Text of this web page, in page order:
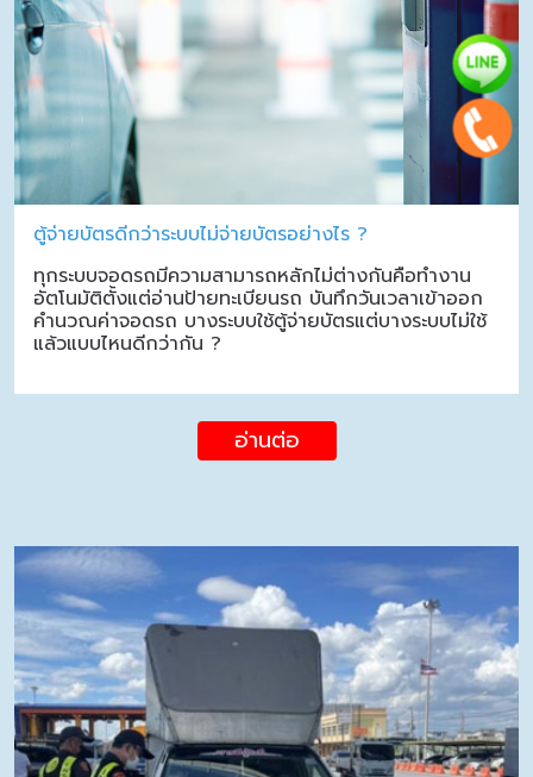
ตู้จ่ายบัตรดีกว่าระบบไม่จ่ายบัตรอย่างไร ?
ทุกระบบจอดรถมีความสามารถหลักไม่ต่างกันคือทำงาน
อัตโนมัติตั้งแต่อ่านป้ายทะเบียนรถ บันทึกวันเวลาเข้าออก
คำนวณค่าจอดรถ บางระบบใช้ตู้จ่ายบัตรแต่บางระบบไม่ใช้
แล้วแบบไหนดีกว่ากัน ?
อ่านต่อ